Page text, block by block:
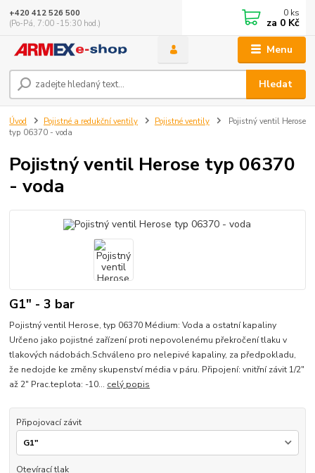
Menu
Hledat
+420 412 526 500
(Po-Pá, 7:00 -15:30 hod.)
0 ks
za 0 Kč
Úvod Pojistné a redukční ventily Pojistné ventily
Pojistný ventil Herose
typ 06370 - voda
Pojistný ventil Herose typ 06370
- voda
G1" - 3 bar
Pojistný ventil Herose, typ 06370 Médium: Voda a ostatní kapaliny
Určeno jako pojistné zařízení proti nepovolenému překročení tlaku v
tlakových nádobách.Schváleno pro nelepivé kapaliny, za předpokladu,
že nedojde ke změny skupenství média v páru. Připojení: vnitřní závit 1/2"
až 2" Prac.teplota: -10... celý popis
Připojovací závit
Otevírací tlak